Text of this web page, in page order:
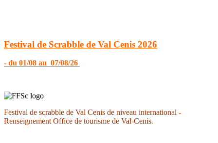
Festival de Scrabble de Val Cenis 2026
- du 01/08 au 07/08/26
Festival de scrabble de Val Cenis de niveau international -
Renseignement Office de tourisme de Val-Cenis.